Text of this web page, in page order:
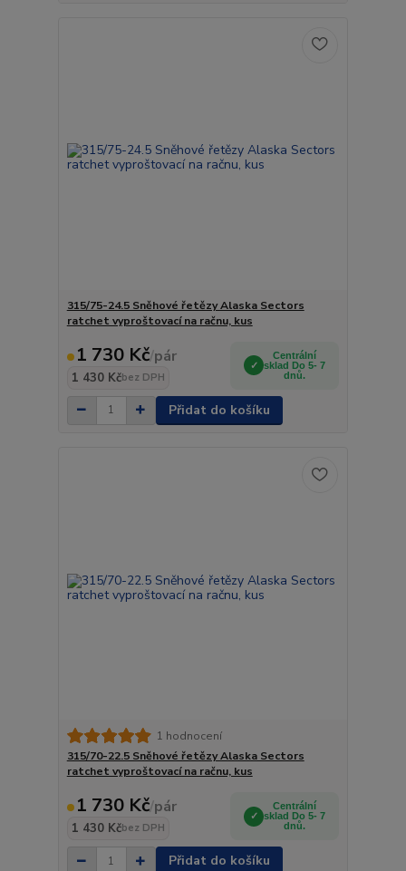
315/75-24.5 Sněhové řetězy Alaska Sectors
ratchet vyproštovací na račnu, kus
1 730 Kč/pár
1 430 Kčbez DPH
Centrální
sklad Do 5- 7
dnů.
Přidat do košíku
1 hodnocení
315/70-22.5 Sněhové řetězy Alaska Sectors
ratchet vyproštovací na račnu, kus
1 730 Kč/pár
1 430 Kčbez DPH
Centrální
sklad Do 5- 7
dnů.
Přidat do košíku